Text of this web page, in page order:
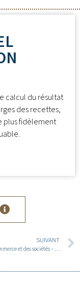
calcul du résultat
des recettes,
plus fidèlement
SUIVANT
Registre du commerce et des sociétés – RCS